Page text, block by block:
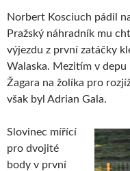
Norbert Kosciuch pádil
Pražský náhradník mu
výjezdu z první zatáčky
Walaska. Mezitím v
Žagara na žolíka pro
však byl Adrian Gala.
Slovinec mířící
pro dvojité
body v první